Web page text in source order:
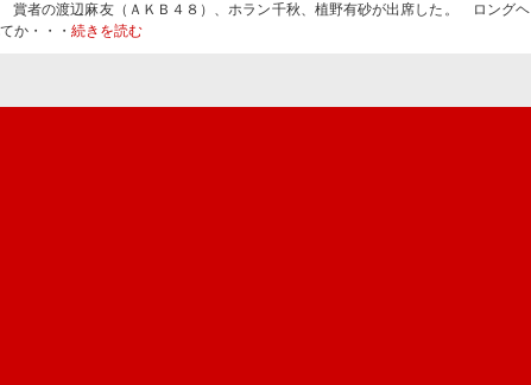
賞者の渡辺麻友（ＡＫＢ４８）、ホラン千秋、植野有砂が出席した。 ロングヘ
か・・・ 続きを読む